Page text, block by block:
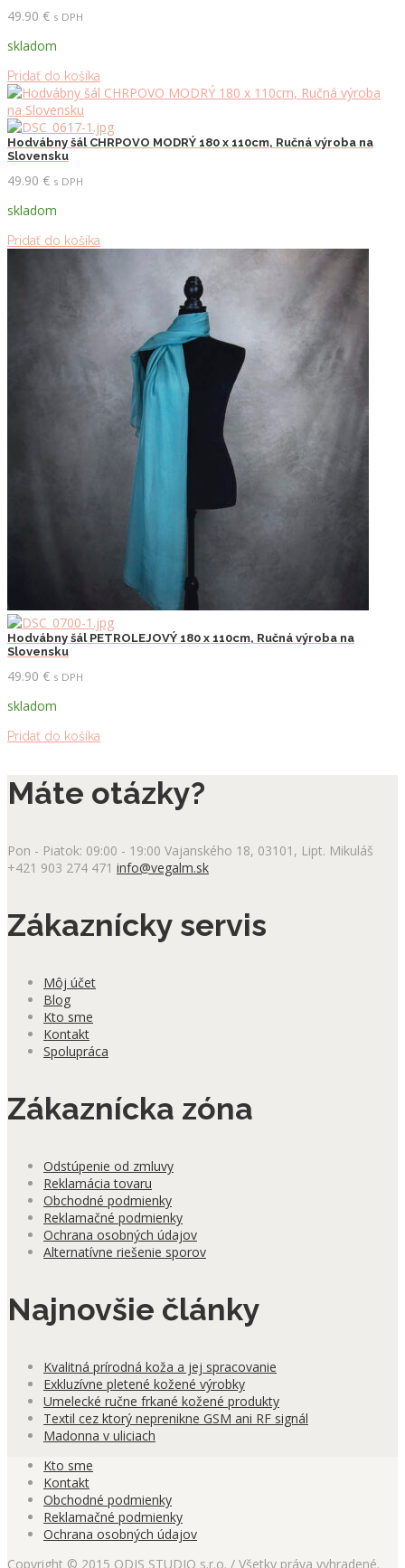
49.90 € s DPH
skladom
Pridať do košíka
Hodvábny šál CHRPOVO MODRÝ 180 x 110cm, Ručná výroba na
Slovensku
49.90 € s DPH
skladom
Pridať do košíka
Hodvábny šál PETROLEJOVÝ 180 x 110cm, Ručná výroba na
Slovensku
49.90 € s DPH
skladom
Pridať do košíka
Máte otázky?
Pon - Piatok: 09:00 - 19:00 Vajanského 18, 03101, Lipt. Mikuláš
+421 903 274 471 info@vegalm.sk
Zákaznícky servis
Môj účet
Blog
Kto sme
Kontakt
Spolupráca
Zákaznícka zóna
Odstúpenie od zmluvy
Reklamácia tovaru
Obchodné podmienky
Reklamačné podmienky
Ochrana osobných údajov
Alternatívne riešenie sporov
Najnovšie články
Kvalitná prírodná koža a jej spracovanie
Exkluzívne pletené kožené výrobky
Umelecké ručne frkané kožené produkty
Textil cez ktorý neprenikne GSM ani RF signál
Madonna v uliciach
Kto sme
Kontakt
Obchodné podmienky
Reklamačné podmienky
Ochrana osobných údajov
Copyright © 2015 ODIS STUDIO s.r.o. / Všetky práva vyhradené.